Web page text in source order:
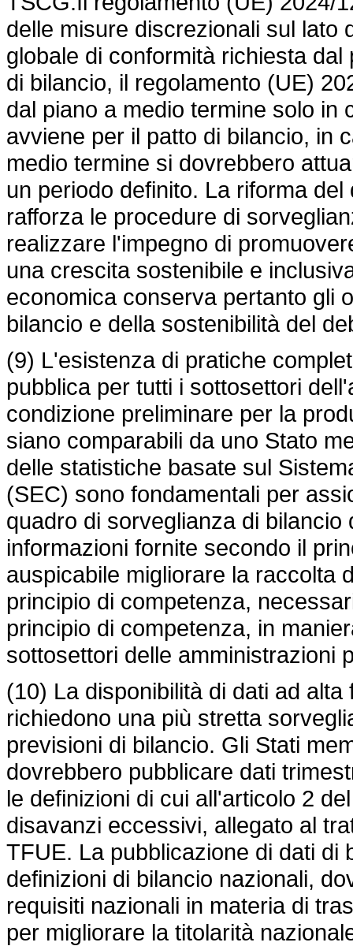
delle misure discrezionali sul lato
globale di conformità richiesta
di bilancio, il regolamento (UE)
dal piano a medio termine solo
avviene per il patto di bilancio, in
medio termine si dovrebbero
un periodo definito. La riforma
rafforza le procedure di
realizzare l'impegno di
una crescita sostenibile e
economica conserva pertanto gli
bilancio e della sostenibilità del
(9) L'esistenza di pratiche
pubblica per tutti i sottosettori
condizione preliminare per la
siano comparabili da uno Stato
delle statistiche basate sul
(SEC) sono fondamentali per
quadro di sorveglianza di
informazioni fornite secondo il
auspicabile migliorare la raccolta
principio di competenza,
principio di competenza, in
sottosettori delle amministrazioni
(10) La disponibilità di dati ad
richiedono una più stretta
previsioni di bilancio. Gli Stati
dovrebbero pubblicare dati
le definizioni di cui all'articolo 2
disavanzi eccessivi, allegato al
TFUE. La pubblicazione di dati di
definizioni di bilancio nazionali,
requisiti nazionali in materia di
per migliorare la titolarità